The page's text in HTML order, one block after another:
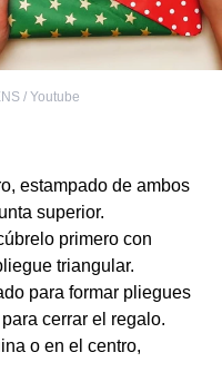
/ Youtube
estampado de ambos
superior.
primero con
triangular.
para formar pliegues
cerrar el regalo.
o en el centro,